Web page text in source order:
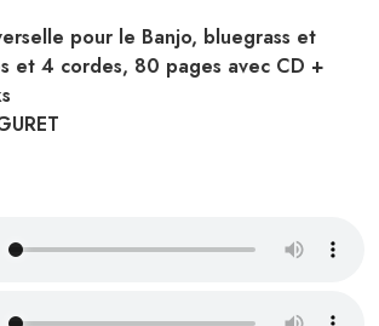
pour le Banjo, bluegrass et
et 4 cordes, 80 pages avec CD +